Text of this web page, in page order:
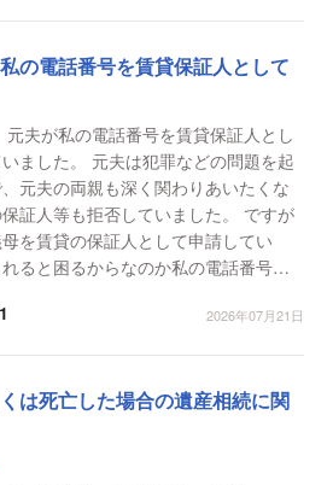
の電話番号を賃貸保証人として
元夫が私の電話番号を賃貸保証人とし
犯罪などの問題を起
元夫の両親も深く関わりあいたくな
証人等も拒否していました。 ですが
を賃貸の保証人として申請してい
ると困るからなのか私の電話番号を
1 2026年07月21日
は死亡した場合の遺産相続に関